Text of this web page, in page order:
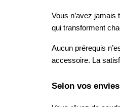
Vous n’avez jamais
qui transforment
Aucun prérequis
accessoire. La
Selon vos